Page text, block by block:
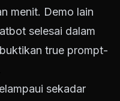
menit. Demo lain
selesai dalam
true prompt-
sekadar